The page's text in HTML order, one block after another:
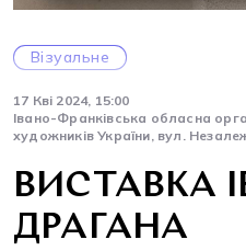
Візуальне
17 Кві 2024, 15:00
Івано-Франківська обласна
художників України, вул.
ВИСТАВКА
ДРАГАНА